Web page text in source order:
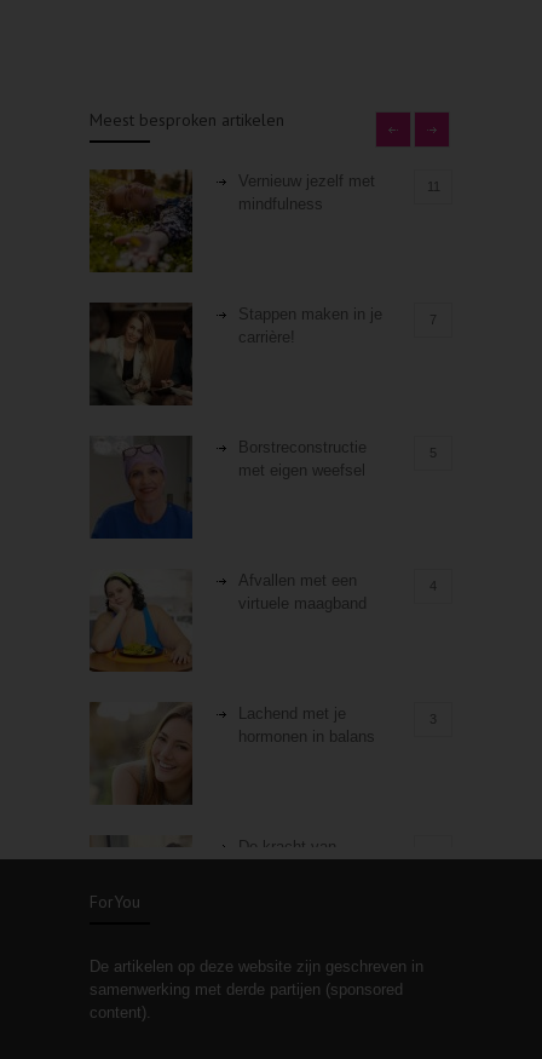
Meest besproken artikelen
Vernieuw jezelf met
mindfulness
Stappen maken in je
carrière!
7
Borstreconstructie
met eigen weefsel
5
Afvallen met een
virtuele maagband
4
Lachend met je
hormonen in balans
3
De kracht van
Stiefouderschap en
relaties
ForYou
De artikelen op deze website zijn geschreven in
samenwerking met derde partijen (sponsored
content).